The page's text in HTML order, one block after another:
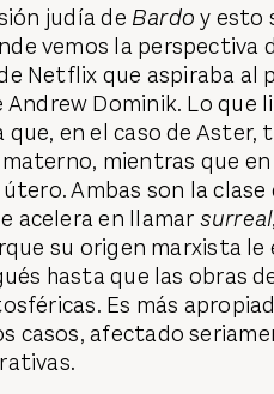
judía de Bardo y esto
vemos la perspectiva
Netflix que aspiraba al
Andrew Dominik. Lo que
que, en el caso de Aster,
mientras que
Ambas son la
acelera en llamar surreal
su origen marxista
hasta que las obras
Es más
casos, afectado